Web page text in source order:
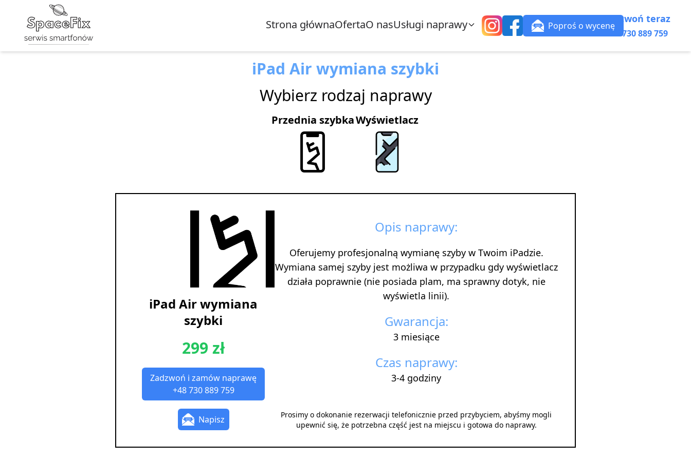
Strona głównaOfertaO nasUsługi naprawy Poproś o wycenę
Zadzwoń teraz
+48 730 889 759
iPad Air wymiana szybki
Wybierz rodzaj naprawy
Przednia szybkaWyświetlacz
iPad Air wymiana
szybki
299 zł
Zadzwoń i zamów naprawę
+48 730 889 759
Napisz
Opis naprawy:
Oferujemy profesjonalną wymianę szyby w Twoim iPadzie.
Wymiana samej szyby jest możliwa w przypadku gdy wyświetlacz
działa poprawnie (nie posiada plam, ma sprawny dotyk, nie
wyświetla linii).
Gwarancja:
3 miesiące
Czas naprawy:
3-4 godziny
Prosimy o dokonanie rezerwacji telefonicznie przed przybyciem, abyśmy mogli
upewnić się, że potrzebna część jest na miejscu i gotowa do naprawy.